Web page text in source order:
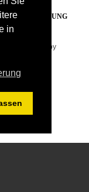
in
. Designed by